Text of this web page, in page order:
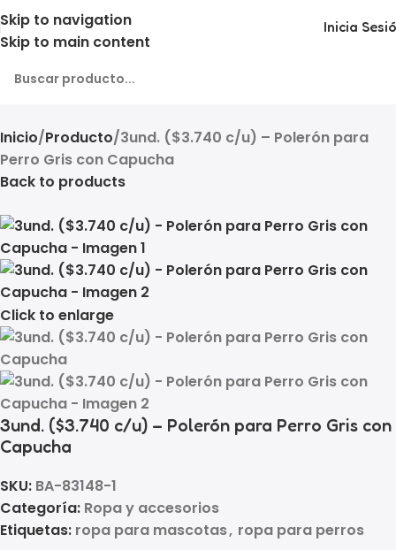
Skip to navigation
Skip to main content
Inicia
Inicio Producto 3und. ($3.740 c/u) – Polerón para
Perro Gris con Capucha
Back to products
Click to enlarge
3und. ($3.740 c/u) – Polerón para Perro Gris con
Capucha
SKU: BA-83148-1
Categoría: Ropa y accesorios
Etiquetas: ropa para mascotas, ropa para perros